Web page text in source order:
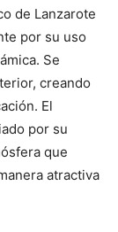
de Lanzarote
por su uso
Se
creando
El
por su
que
atractiva